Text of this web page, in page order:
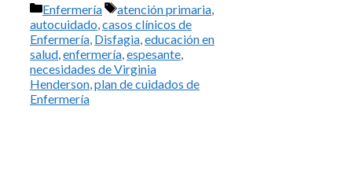
Categorías
Enfermería Etiquetas
atención primaria,
autocuidado,casos clínicos de
Enfermería, Disfagia,educación en
salud,enfermería,espesante,
necesidades de Virginia
Henderson,plan de cuidados de
Enfermería